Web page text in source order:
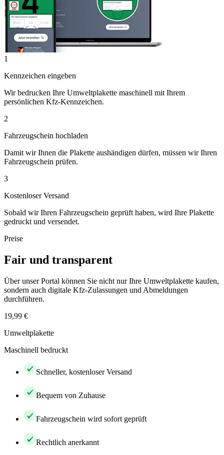
1
Kennzeichen eingeben
Wir bedrucken Ihre Umweltplakette maschinell mit Ihrem
persönlichen Kfz-Kennzeichen.
2
Fahrzeugschein hochladen
Damit wir Ihnen die Plakette aushändigen dürfen, müssen wir Ihren
Fahrzeugschein prüfen.
3
Kostenloser Versand
Sobald wir Ihren Fahrzeugschein geprüft haben, wird Ihre Plakette
gedruckt und versendet.
Preise
Fair und transparent
Über unser Portal können Sie nicht nur Ihre Umweltplakette kaufen,
sondern auch digitale Kfz-Zulassungen und Abmeldungen
durchführen.
19,99 €
Umweltplakette
Maschinell bedruckt
Schneller, kostenloser Versand
Bequem von Zuhause
Fahrzeugschein wird sofort geprüft
Rechtlich anerkannt